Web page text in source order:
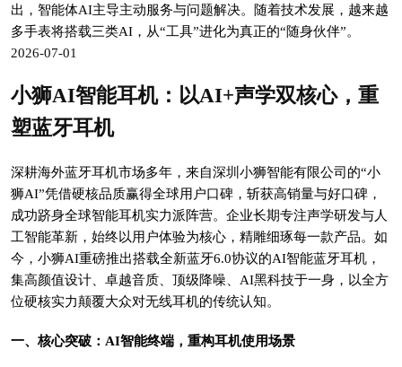
出，智能体AI主导主动服务与问题解决。随着技术发展，越来越
多手表将搭载三类AI，从“工具”进化为真正的“随身伙伴”。
2026-07-01
小狮AI智能耳机：以AI+声学双核心，重
塑蓝牙耳机
深耕海外蓝牙耳机市场多年，来自深圳小狮智能有限公司的“小
狮AI”凭借硬核品质赢得全球用户口碑，斩获高销量与好口碑，
成功跻身全球智能耳机实力派阵营。企业长期专注声学研发与人
工智能革新，始终以用户体验为核心，精雕细琢每一款产品。如
今，小狮AI重磅推出搭载全新蓝牙6.0协议的AI智能蓝牙耳机，
集高颜值设计、卓越音质、顶级降噪、AI黑科技于一身，以全方
位硬核实力颠覆大众对无线耳机的传统认知。
一、核心突破：AI智能终端，重构耳机使用场景